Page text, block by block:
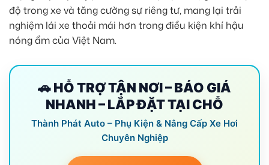
độ trong xe và tăng cường sự riêng tư, mang lại trải
nghiệm lái xe thoải mái hơn trong điều kiện khí hậu
nóng ẩm của Việt Nam.
🚗 HỖ TRỢ TẬN NƠI – BÁO GIÁ
NHANH – LẮP ĐẶT TẠI CHỖ
Thành Phát Auto – Phụ Kiện & Nâng Cấp Xe Hơi
Chuyên Nghiệp